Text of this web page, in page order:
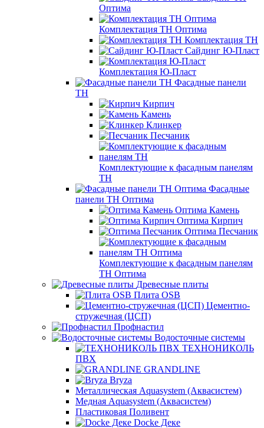
Оптима
Комплектация ТН Оптима
Комплектация ТН
Сайдинг Ю-Пласт
Комплектация Ю-Пласт
Фасадные панели
ТН
Кирпич
Камень
Клинкер
Песчаник
Комплектующие к фасадным панелям
ТН
Фасадные
панели ТН Оптима
Оптима Камень
Оптима Кирпич
Оптима Песчаник
Комплектующие к фасадным панелям
ТН Оптима
Древесные плиты
Плита OSB
Цементно-
стружечная (ЦСП)
Профнастил
Водосточные системы
ТЕХНОНИКОЛЬ
ПВХ
GRANDLINE
Bryza
Металлическая Aquasystem (Аквасистем)
Медная Aquasystem (Аквасистем)
Пластиковая Поливент
Docke Деке